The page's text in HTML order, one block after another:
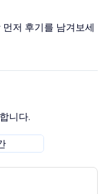
저 후기를 남겨보세
니다.